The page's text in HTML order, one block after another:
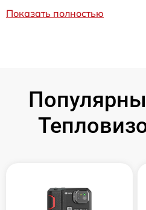
Показать полностью